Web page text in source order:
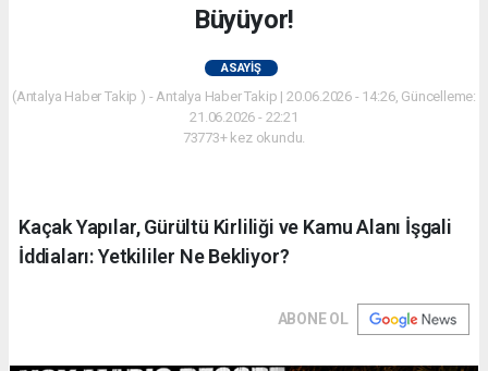
Büyüyor!
ASAYIŞ
(Antalya Haber Takip ) - Antalya Haber Takip | 20.06.2026 - 14:26, Güncelleme:
21.06.2026 - 22:21
73773+ kez okundu.
Kaçak Yapılar, Gürültü Kirliliği ve Kamu Alanı İşgali
İddiaları: Yetkililer Ne Bekliyor?
ABONE OL